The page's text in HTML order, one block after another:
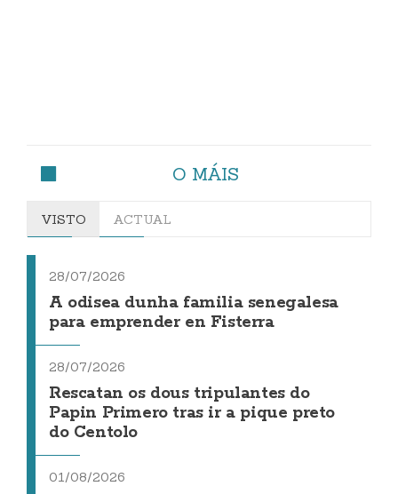
O MÁIS
VISTO ACTUAL
28/07/2026
A odisea dunha familia senegalesa
para emprender en Fisterra
28/07/2026
Rescatan os dous tripulantes do
Papin Primero tras ir a pique preto
do Centolo
01/08/2026